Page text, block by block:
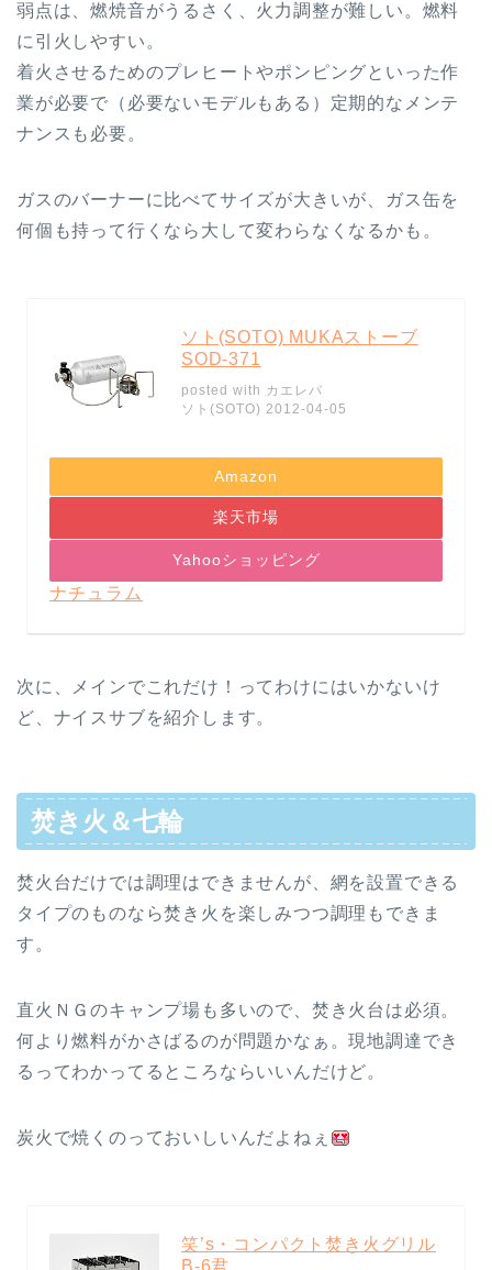
弱点は、燃焼音がうるさく、火力調整が難しい。燃料
に引火しやすい。
着火させるためのプレヒートやポンピングといった作
業が必要で（必要ないモデルもある）定期的なメンテ
ナンスも必要。
ガスのバーナーに比べてサイズが大きいが、ガス缶を
何個も持って行くなら大して変わらなくなるかも。
ソト(SOTO) MUKAストーブ
SOD-371
posted with カエレバ
ソト(SOTO) 2012-04-05
Amazon
楽天市場
Yahooショッピング
ナチュラム
次に、メインでこれだけ！ってわけにはいかないけ
ど、ナイスサブを紹介します。
焚き火＆七輪
焚火台だけでは調理はできませんが、網を設置できる
タイプのものなら焚き火を楽しみつつ調理もできま
す。
直火ＮＧのキャンプ場も多いので、焚き火台は必須。
何より燃料がかさばるのが問題かなぁ。現地調達でき
るってわかってるところならいいんだけど。
炭火で焼くのっておいしいんだよねぇ
笑’s・コンパクト焚き火グリル